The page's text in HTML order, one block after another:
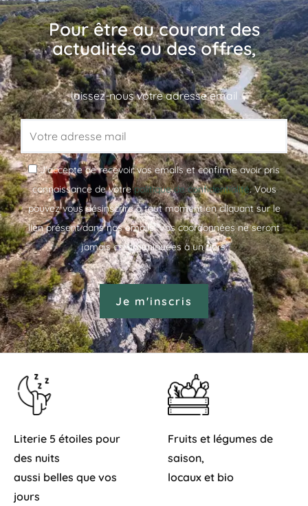
Pour être au courant des
actualités ou des offres,
laissez-nous votre adresse email
J'accepte de recevoir vos emails et confirme avoir pris
connaissance de votrepolitique de confidentialité. Vous
pouvez vous désinscrire à tout moment en cliquant sur le
lien présent dans nos emails. Vos coordonnées ne seront
jamais communiquées à un tiers.
Literie 5 étoiles pour
des nuits
aussi belles que vos
jours
Fruits et légumes de
saison,
locaux et bio